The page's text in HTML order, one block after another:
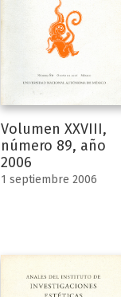
Volumen XXVIII,
número 89, año
2006
1 septiembre 2006